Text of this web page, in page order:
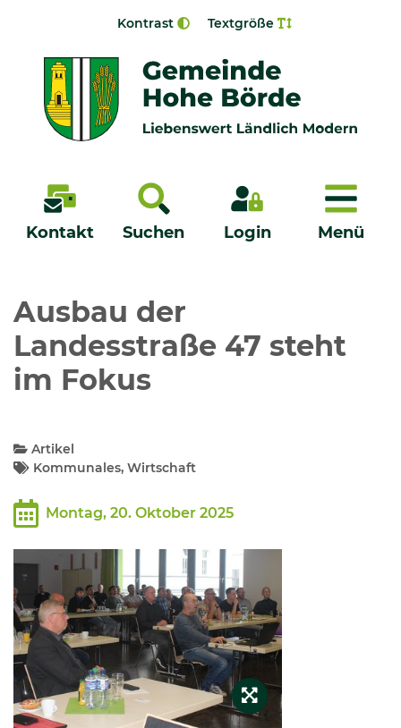
Kontrast Textgröße
Kontakt Suchen Login Menü
Menü
Bürgerservice - Onlinedienste
Neuigkeiten
Kommunalpolitik
Bildung und Soziales
Wirtschaft, Bauen, Verkehr
Tourismus, Freizeit, Dorfleben
Ehrenamt und Engagement
Ausbau der
Landesstraße 47 steht
im Fokus
Artikel
Kommunales, Wirtschaft
Montag, 20. Oktober 2025